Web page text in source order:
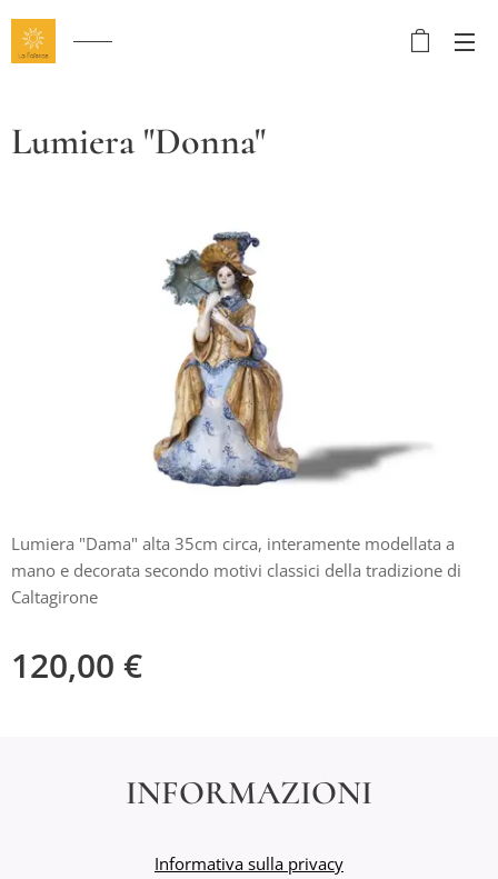
Lumiera "Donna"
Lumiera "Dama" alta 35cm circa, interamente modellata a
mano e decorata secondo motivi classici della tradizione di
Caltagirone
120,00 €
INFORMAZIONI
Informativa sulla privacy